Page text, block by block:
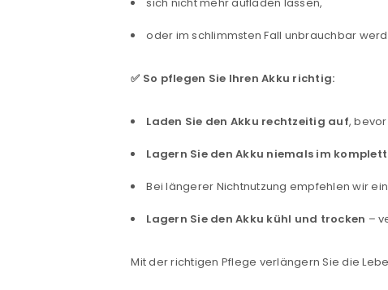
Anmeldeformular geschützt
oder im schlimmsten Fall unbrauchbar
✅ So pflegen Sie Ihren Akku richtig:
Laden Sie den Akku rechtzeitig auf,
Lagern Sie den Akku niemals im
Bei längerer Nichtnutzung empfehlen wir
Lagern Sie den Akku kühl und trocken –
Mit der richtigen Pflege verlängern Sie die